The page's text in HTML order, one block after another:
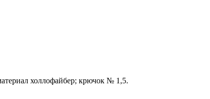
холлофайбер; крючок № 1,5.